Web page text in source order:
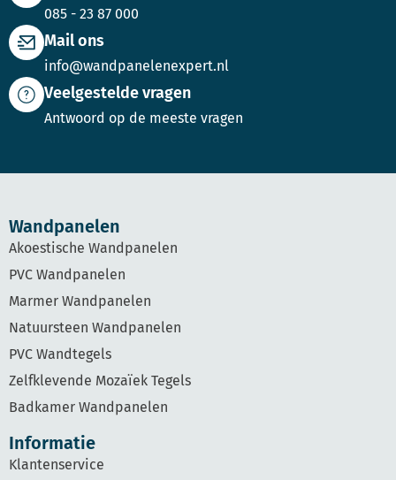
085 - 23 87 000
Mail ons
info@wandpanelenexpert.nl
Veelgestelde vragen
Antwoord op de meeste vragen
Wandpanelen
Akoestische Wandpanelen
PVC Wandpanelen
Marmer Wandpanelen
Natuursteen Wandpanelen
PVC Wandtegels
Zelfklevende Mozaïek Tegels
Badkamer Wandpanelen
Informatie
Klantenservice